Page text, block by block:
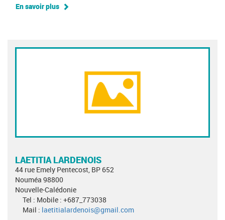
En savoir plus
LAETITIA LARDENOIS
44 rue Emely Pentecost, BP 652
Nouméa 98800
Nouvelle-Calédonie
Tel : Mobile : +687_773038
Mail : laetitialardenois@gmail.com